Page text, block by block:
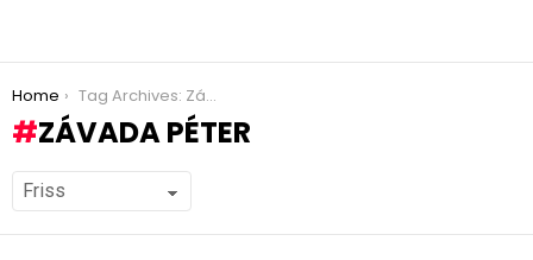
You are here:
Home Tag Archives: Závada Péter
ZÁVADA PÉTER